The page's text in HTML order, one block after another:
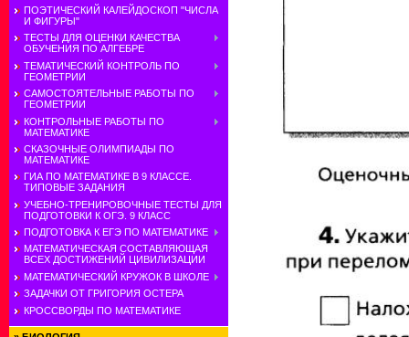
ПОЭТИЧЕСКИЙ КАЛЕЙДОСКОП "ЧИСЛА
И ФИГУРЫ"
ТЕСТЫ ДЛЯ ОЦЕНКИ КАЧЕСТВА
ОБУЧЕНИЯ ПО АЛГЕБРЕ
ТЕМАТИЧЕСКИЙ КОНТРОЛЬ ПО
ГЕОМЕТРИИ
САМОСТОЯТЕЛЬНЫЕ РАБОТЫ ПО
ГЕОМЕТРИИ
КОНТРОЛЬНЫЕ РАБОТЫ ПО
МАТЕМАТИКЕ
СКАЗОЧНЫЕ ОЛИМПИАДЫ ПО
МАТЕМАТИКЕ
ГИА ПО МАТЕМАТИКЕ В 9 КЛАССЕ.
ТИПОВЫЕ ЗАДАНИЯ
УЧЕБНО-ТРЕНИРОВОЧНЫЕ ТЕСТЫ ДЛЯ
ПОДГОТОВКИ К ОГЭ. 9 КЛАСС
ПОДГОТОВКА К ЕГЭ ПО МАТЕМАТИКЕ
МАТЕМАТИЧЕСКАЯ СОСТАВЛЯЮЩАЯ
ВСЕХ ДОСТИЖЕНИЙ ЦИВИЛИЗАЦИИ
МАТЕМАТИЧЕСКИЙ КРУЖОК В ШКОЛЕ
ЗАДАЧКИ ОТ ГРИГОРИЯ ОСТЕРА
КРОССВОРДЫ ПО МАТЕМАТИКЕ